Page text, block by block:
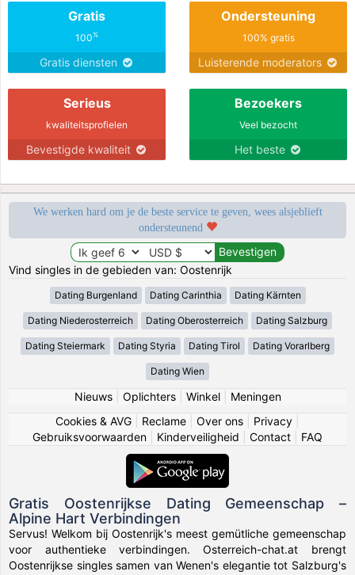
Gratis
100%
Gratis diensten
Ondersteuning
100% gratis
Luisterende moderators
Serieus
kwaliteitsprofielen
Bevestigde kwaliteit
Bezoekers
Veel bezocht
Het beste
We werken hard om je de beste service te geven, wees alsjeblieft
ondersteunend
Vind singles in de gebieden van: Oostenrijk
Dating Burgenland Dating Carinthia Dating Kärnten
Dating Niederosterreich Dating Oberosterreich Dating Salzburg
Dating Steiermark Dating Styria Dating Tirol Dating Vorarlberg
Dating Wien
Nieuws| Oplichters| Winkel| Meningen
Cookies & AVG
Reclame Over ons Privacy
Gebruiksvoorwaarden
Kinderveiligheid Contact FAQ
Gratis Oostenrijkse Dating Gemeenschap –
Alpine Hart Verbindingen
Servus! Welkom bij Oostenrijk's meest gemütliche gemeenschap
voor authentieke verbindingen. Osterreich-chat.at brengt
Oostenrijkse singles samen van Wenen's elegantie tot Salzburg's